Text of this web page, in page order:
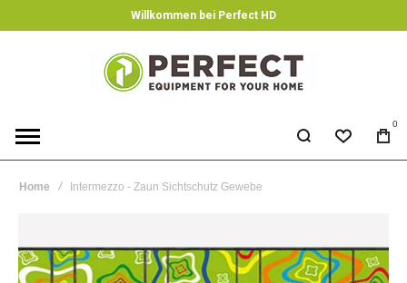
Willkommen bei Perfect HD
0
Home Intermezzo - Zaun Sichtschutz Gewebe
the
end